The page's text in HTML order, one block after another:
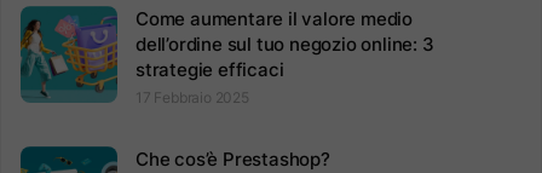
Come aumentare il valore medio
dell’ordine sul tuo negozio online: 3
strategie efficaci
17 Febbraio 2025
Che cos’è Prestashop?